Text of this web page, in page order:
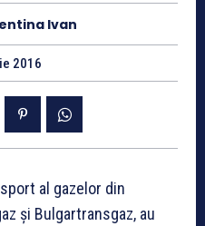
Ivan
2016
al gazelor din
şi Bulgartransgaz, au